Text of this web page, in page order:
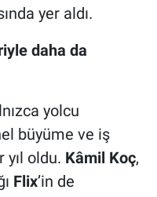
yer aldı.
daha da
yolcu
büyüme ve iş
yıl oldu. Kâmil Koç,
Flix’in de